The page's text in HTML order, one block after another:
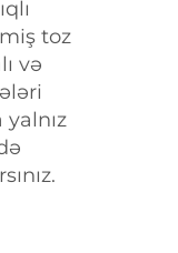
toz
və